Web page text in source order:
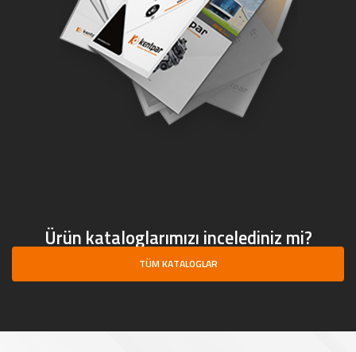
Ürün kataloglarımızı incelediniz mi?
TÜM KATALOGLAR